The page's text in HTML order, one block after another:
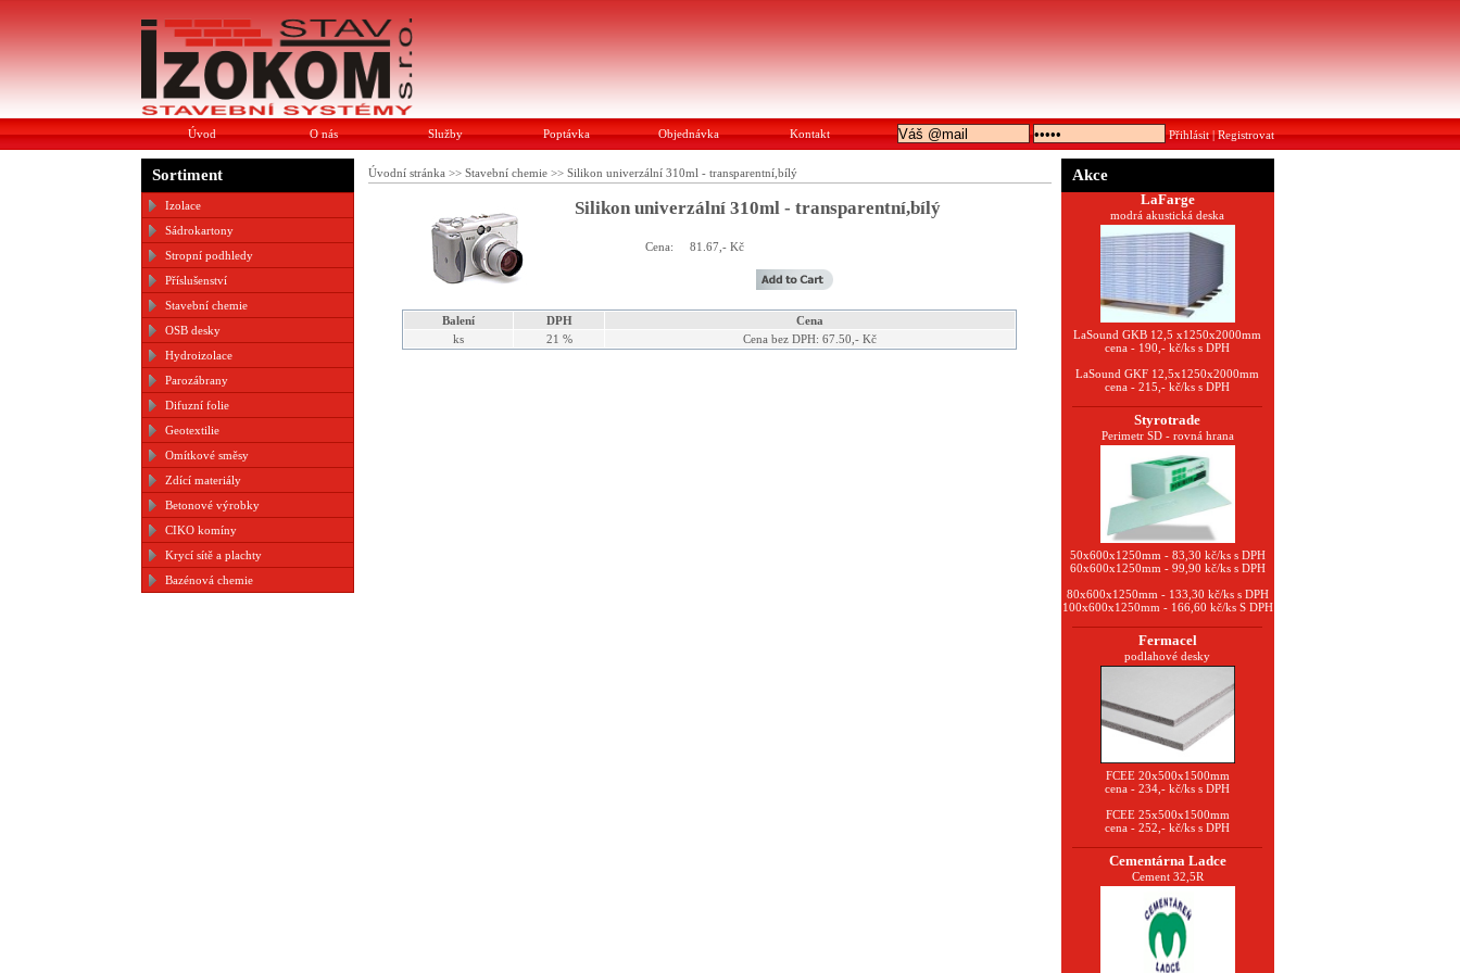
Úvod O nás Služby Poptávka Objednávka Kontakt Přihlásit|Registrovat
Sortiment
Izolace
Sádrokartony
Stropní podhledy
Příslušenství
Stavební chemie
OSB desky
Hydroizolace
Parozábrany
Difuzní folie
Geotextilie
Omítkové směsy
Zdící materiály
Betonové výrobky
CIKO komíny
Krycí sítě a plachty
Bazénová chemie
Úvodní stránka >> Stavební chemie>> Silikon univerzální 310ml - transparentní,bílý
Silikon univerzální 310ml - transparentní,bílý
Cena: 81.67,- Kč
Balení DPH
Cena
ks
21 % Cena bez DPH: 67.50,- Kč
Akce
LaFarge
modrá akustická deska
LaSound GKB 12,5 x1250x2000mm
cena - 190,- kč/ks s DPH
LaSound GKF 12,5x1250x2000mm
cena - 215,- kč/ks s DPH
Styrotrade
Perimetr SD - rovná hrana
50x600x1250mm - 83,30 kč/ks s DPH
60x600x1250mm - 99,90 kč/ks s DPH
80x600x1250mm - 133,30 kč/ks s DPH
100x600x1250mm - 166,60 kč/ks S DPH
Fermacel
podlahové desky
FCEE 20x500x1500mm
cena - 234,- kč/ks s DPH
FCEE 25x500x1500mm
cena - 252,- kč/ks s DPH
Cementárna Ladce
Cement 32,5R